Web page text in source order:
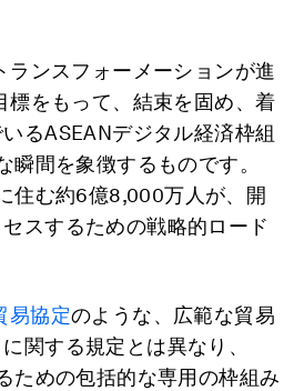
ンスフォーメーションが進
標をもって、結束を固め、着
るASEANデジタル経済枠組
間を象徴するものです。
住む約6億8,000万人が、開
スするための戦略的ロード
易協定のような、広範な貿易
関する規定とは異なり、
ための包括的な専用の枠組み